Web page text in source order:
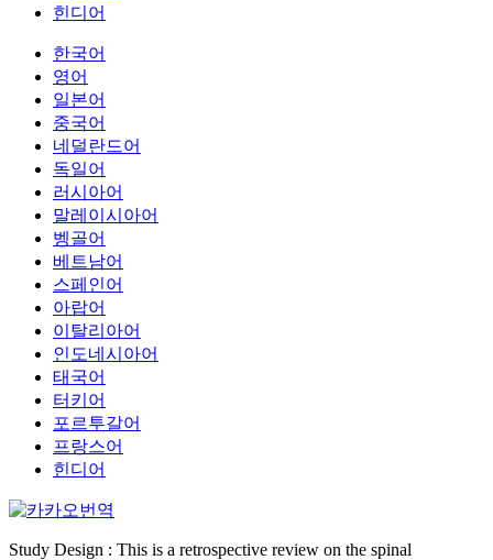
힌디어
한국어
영어
일본어
중국어
네덜란드어
독일어
러시아어
말레이시아어
벵골어
베트남어
스페인어
아랍어
이탈리아어
인도네시아어
태국어
터키어
포르투갈어
프랑스어
힌디어
Study Design : This is a retrospective review on the spinal